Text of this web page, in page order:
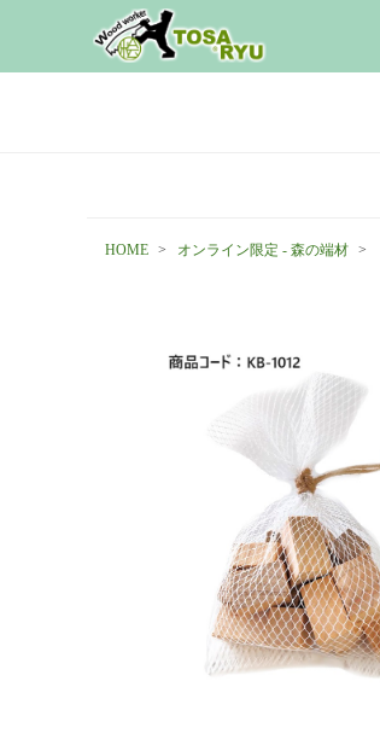
HOME オンライン限定 - 森の端材